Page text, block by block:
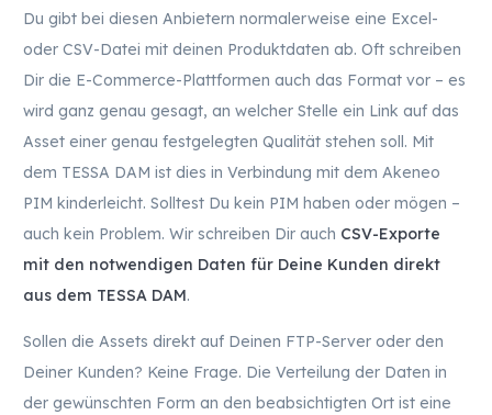
Du gibt bei diesen Anbietern normalerweise eine Excel-
oder CSV-Datei mit deinen Produktdaten ab. Oft schreiben
Dir die E-Commerce-Plattformen auch das Format vor – es
wird ganz genau gesagt, an welcher Stelle ein Link auf das
Asset einer genau festgelegten Qualität stehen soll. Mit
dem TESSA DAM ist dies in Verbindung mit dem Akeneo
PIM kinderleicht. Solltest Du kein PIM haben oder mögen –
auch kein Problem. Wir schreiben Dir auch CSV-Exporte
mit den notwendigen Daten für Deine Kunden direkt
aus dem TESSA DAM.
Sollen die Assets direkt auf Deinen FTP-Server oder den
Deiner Kunden? Keine Frage. Die Verteilung der Daten in
der gewünschten Form an den beabsichtigten Ort ist eine